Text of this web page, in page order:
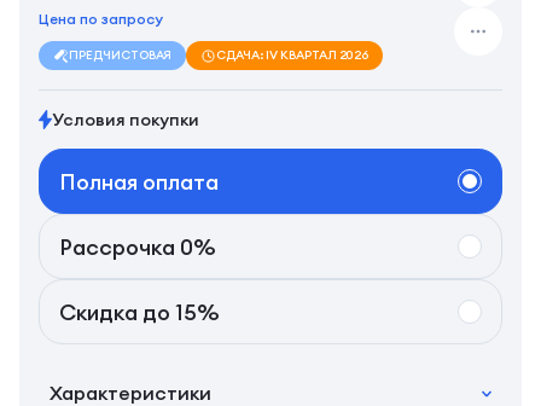
Цена по запросу
ПРЕДЧИСТОВАЯ СДАЧА: IV КВАРТАЛ 2026
Условия покупки
Полная оплата
Рассрочка 0%
Скидка до 15%
Характеристики